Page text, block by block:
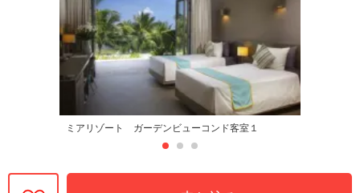
ミアリゾート ガーデンビューコンド客室１